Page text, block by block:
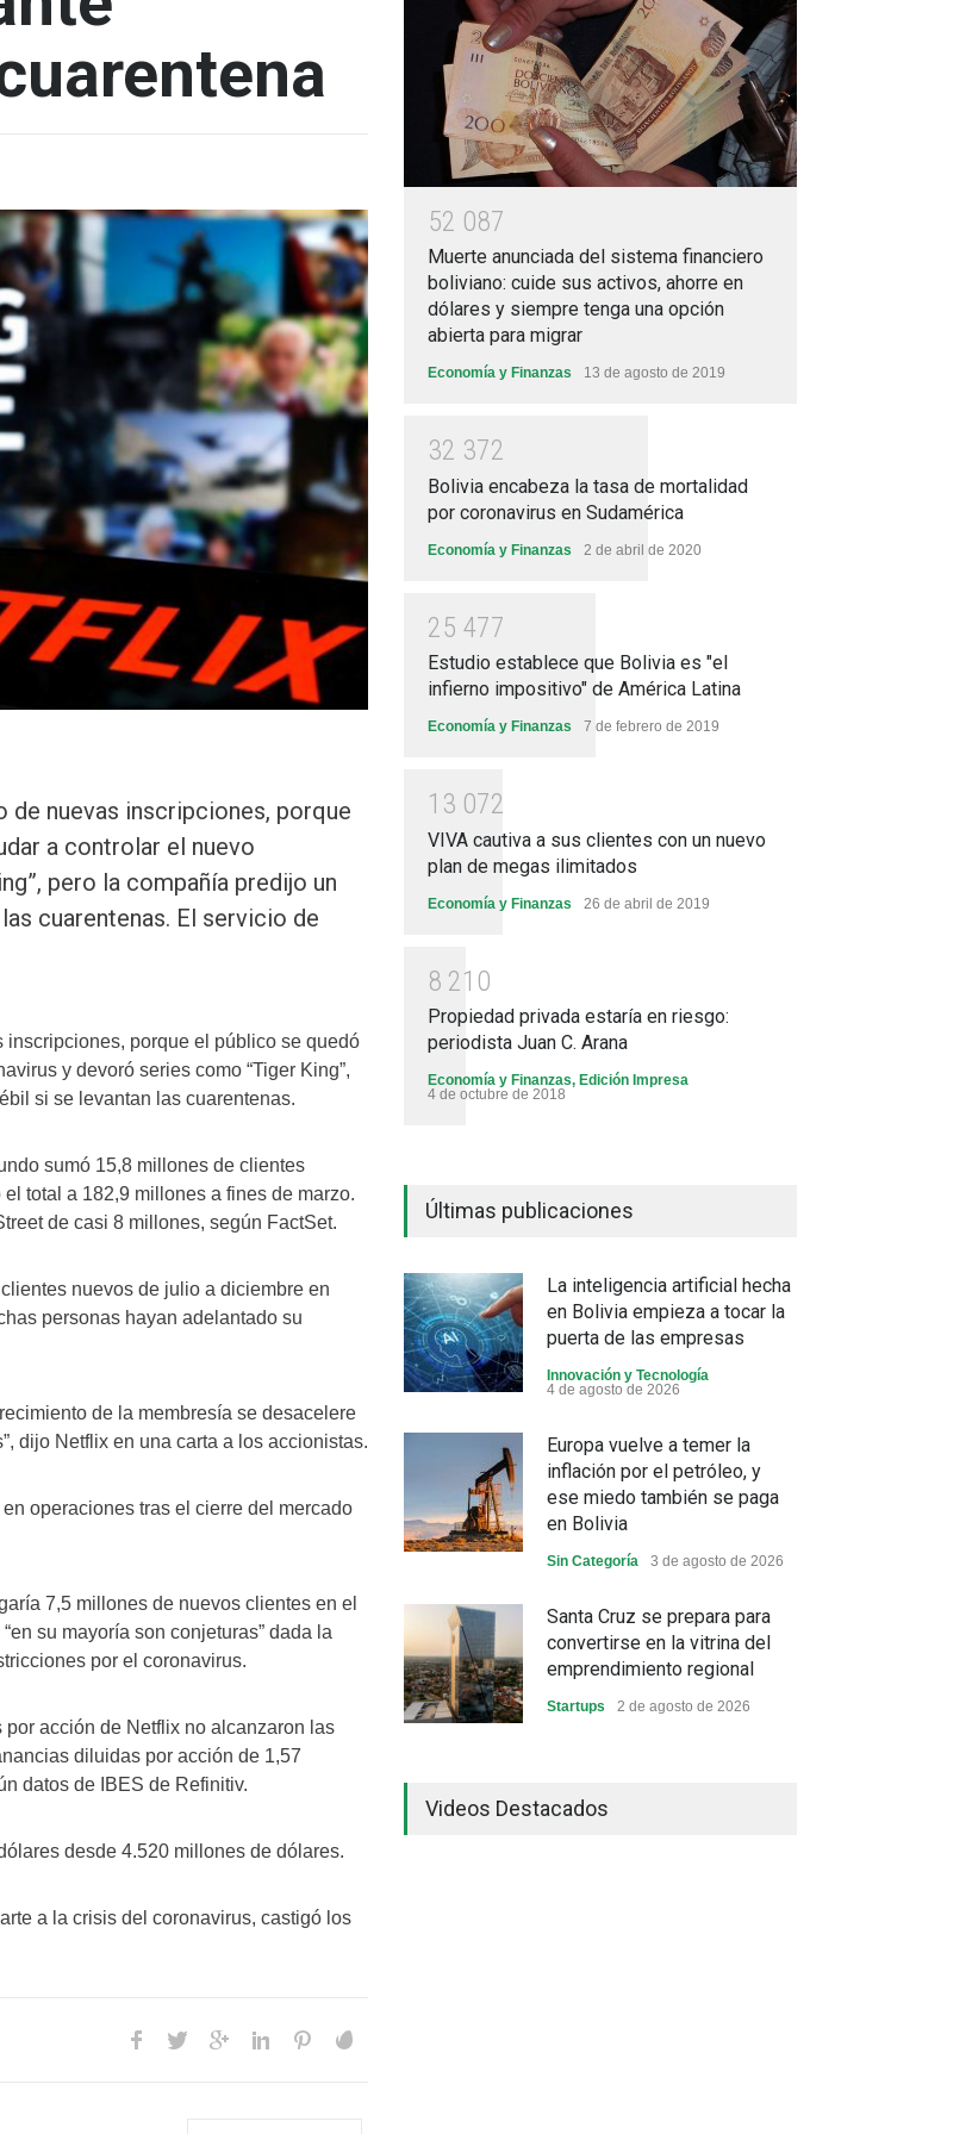
nuevas inscripciones, porque
a controlar el nuevo
pero la compañía predijo un
cuarentenas. El servicio de
inscripciones, porque el público se quedó
y devoró series como “Tiger King”,
si se levantan las cuarentenas.
sumó 15,8 millones de clientes
total a 182,9 millones a fines de marzo.
de casi 8 millones, según FactSet.
nuevos de julio a diciembre en
personas hayan adelantado su
de la membresía se desacelere
dijo Netflix en una carta a los accionistas.
operaciones tras el cierre del mercado
7,5 millones de nuevos clientes en el
su mayoría son conjeturas” dada la
por el coronavirus.
acción de Netflix no alcanzaron las
diluidas por acción de 1,57
datos de IBES de Refinitiv.
desde 4.520 millones de dólares.
a la crisis del coronavirus, castigó los
52 087
Muerte anunciada del sistema financiero
boliviano: cuide sus activos, ahorre en
dólares y siempre tenga una opción
abierta para migrar
Economía y Finanzas 13 de agosto de 2019
32 372
Bolivia encabeza la tasa de mortalidad
por coronavirus en Sudamérica
Economía y Finanzas 2 de abril de 2020
25 477
Estudio establece que Bolivia es "el
infierno impositivo" de América Latina
Economía y Finanzas 7 de febrero de 2019
1 3 072
VIVA cautiva a sus clientes con un nuevo
plan de megas ilimitados
Economía y Finanzas 26 de abril de 2019
8 21 0
Propiedad privada estaría en riesgo:
periodista Juan C. Arana
Economía y Finanzas, Edición Impresa
4 de octubre de 2018
Últimas publicaciones
La inteligencia artificial hecha
en Bolivia empieza a tocar la
puerta de las empresas
Innovación y Tecnología
4 de agosto de 2026
Europa vuelve a temer la
inflación por el petróleo, y
ese miedo también se paga
en Bolivia
Sin Categoría 3 de agosto de 2026
Santa Cruz se prepara para
convertirse en la vitrina del
emprendimiento regional
Startups 2 de agosto de 2026
industrial y el golpe puede
Videos Destacados